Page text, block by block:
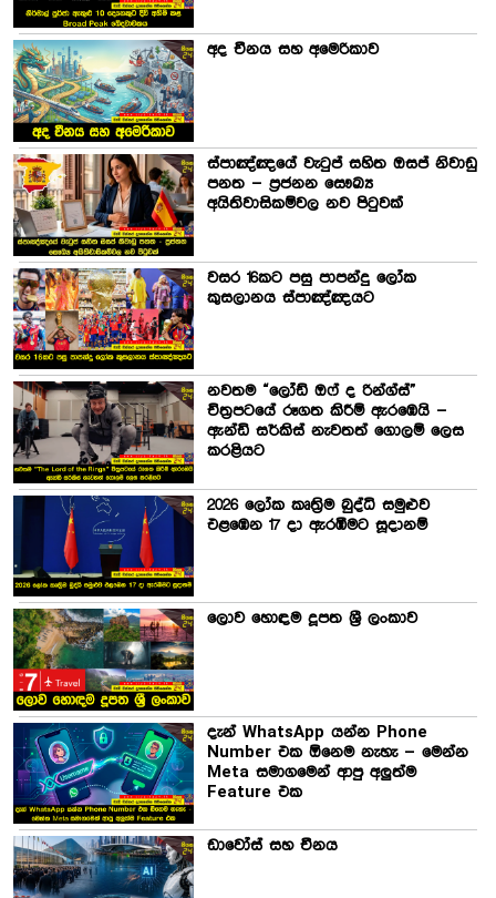
අද චීනය සහ අමෙරිකාව
ස්පාඤ්ඤයේ වැටුප් සහිත ඔසප් නිවාඩු
පනත – ප්‍රජනන සෞඛ්‍ය
අයිතිවාසිකම්වල නව පිටුවක්
වසර 16කට පසු පාපන්දු ලෝක
කුසලානය ස්පාඤ්ඤයට
නවතම “ලෝඩ් ඔෆ් ද රින්ග්ස්”
චිත්‍රපටයේ රූගත කිරීම් ඇරඹෙයි –
ඇන්ඩි සර්කිස් නැවතත් ගොලම් ලෙස
කරළියට
2026 ලෝක කෘත්‍රිම බුද්ධි සමුළුව
එළඹෙන 17 දා ඇරඹීමට සූදානම්
ලොව හොඳම දූපත ශ්‍රී ලංකාව
දැන් WhatsApp යන්න Phone
Number එක ඕනෙම නැහැ – මෙන්න
Meta සමාගමෙන් ආපු අලුත්ම
Feature එක
ඩාවෝස් සහ චීනය